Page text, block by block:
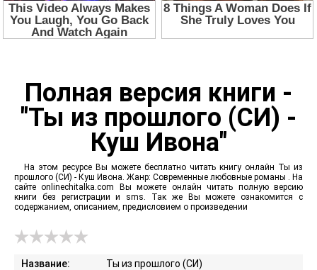
Полная версия книги -
"Ты из прошлого (СИ) -
Куш Ивона"
На этом ресурсе Вы можете бесплатно читать книгу онлайн Ты из
прошлого (СИ) - Куш Ивона. Жанр: Современные любовные романы . На
сайте onlinechitalka.com Вы можете онлайн читать полную версию
книги без регистрации и sms. Так же Вы можете ознакомится с
содержанием, описанием, предисловием о произведении
Название: Ты из прошлого (СИ)